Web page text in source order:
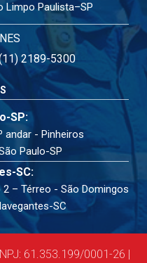
Limpo Paulista–SP
2189-5300
SP:
andar - Pinheiros
Paulo-SP
SC:
2 – Térreo - São Domingos
SC
61.353.199/0001-26 |